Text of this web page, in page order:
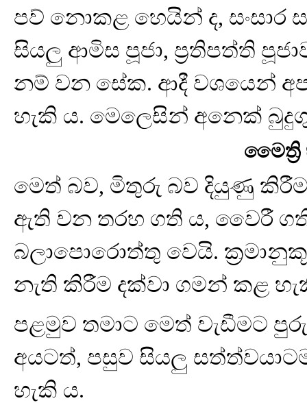
පව් නොකළ හෙයින් ද, සංසාර
සියලු ආමිස පූජා, ප්‍රතිපත්ති
නම් වන සේක. ආදී වශයෙන්
හැකි ය. මෙලෙසින් අනෙක්
මෛත්‍රි
මෙත් බව, මිතුරු බව දියුණු
ඇති වන තරහ ගති ය, වෛරී
බලාපොරොත්තු වෙයි.
නැති කිරීම දක්වා ගමන් කළ
පළමුව තමාට මෙත් වැඩීමට
අයටත්, පසුව සියලු
හැකි ය.